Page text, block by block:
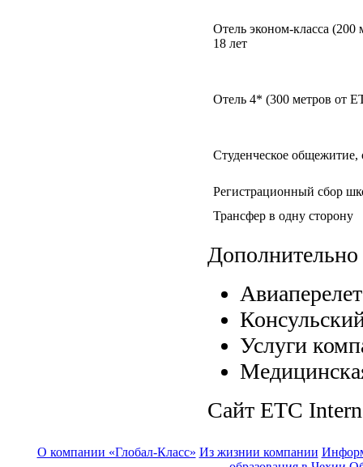
Отель эконом-класса (200
18 лет
Отель 4* (300 метров от
Студенческое общежитие,
Регистрационный сбор
Трансфер в одну сторону
Авиаперелет
Услуги
Сайт ETC
О компании «Глобал-Класс» Из жизнии компании